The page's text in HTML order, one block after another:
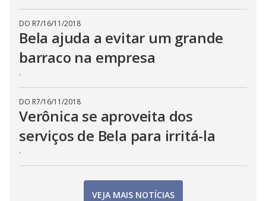
DO R7/16/11/2018
Bela ajuda a evitar um grande
barraco na empresa
.
DO R7/16/11/2018
Verônica se aproveita dos
serviços de Bela para irritá-la
.
VEJA MAIS NOTÍCIAS